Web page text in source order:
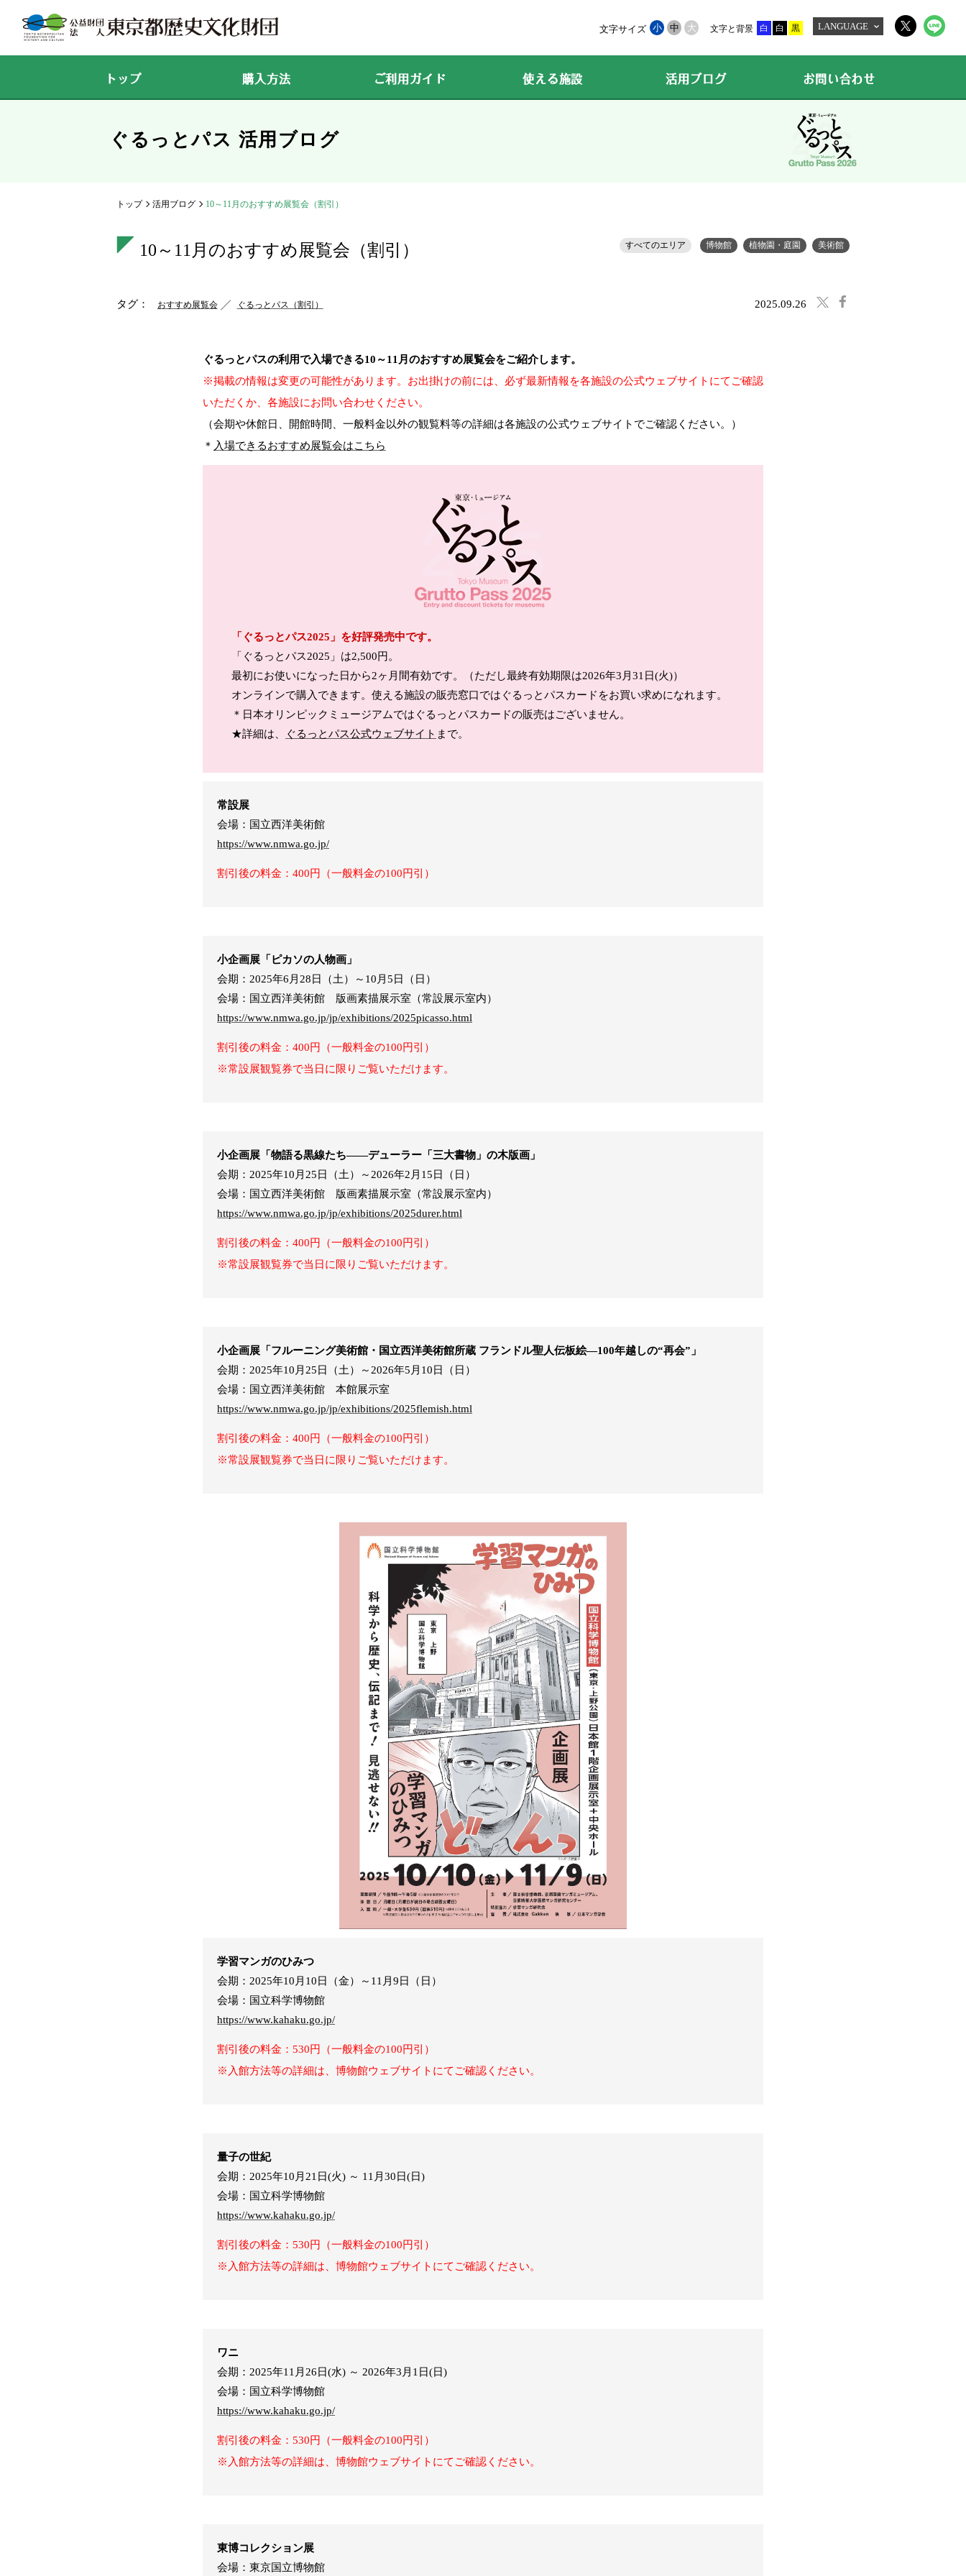
文字サイズ 小 中 大 文字と背景 白 白 黒 LANGUAGE
トップ 購入方法 ご利用ガイド 使える施設 活用ブログ お問い合わせ
ぐるっとパス 活用ブログ
トップ 活用ブログ 10～11月のおすすめ展覧会（割引）
10～11月のおすすめ展覧会（割引） すべてのエリア 博物館 植物園・庭園 美術館
タグ： おすすめ展覧会 ぐるっとパス（割引） 2025.09.26
ぐるっとパスの利用で入場できる10～11月のおすすめ展覧会をご紹介します。
※掲載の情報は変更の可能性があります。お出掛けの前には、必ず最新情報を各施設の公式ウェブサイトにてご確認
いただくか、各施設にお問い合わせください。
（会期や休館日、開館時間、一般料金以外の観覧料等の詳細は各施設の公式ウェブサイトでご確認ください。）
＊ 入場できるおすすめ展覧会はこちら
「ぐるっとパス2025」を好評発売中です。
「ぐるっとパス2025」は2,500円。
最初にお使いになった日から2ヶ月間有効です。（ただし最終有効期限は2026年3月31日(火)）
オンラインで購入できます。使える施設の販売窓口ではぐるっとパスカードをお買い求めになれます。
＊日本オリンピックミュージアムではぐるっとパスカードの販売はございません。
★詳細は、
ぐるっとパス公式ウェブサイト まで。
常設展
会場：国立西洋美術館
https://www.nmwa.go.jp/
割引後の料金：400円（一般料金の100円引）
小企画展「ピカソの人物画」
会期：2025年6月28日（土）～10月5日（日）
会場：国立西洋美術館 版画素描展示室（常設展示室内）
https://www.nmwa.go.jp/jp/exhibitions/2025picasso.html
割引後の料金：400円（一般料金の100円引）
※常設展観覧券で当日に限りご覧いただけます。
小企画展「物語る黒線たち――デューラー「三大書物」の木版画」
会期：2025年10月25日（土）～2026年2月15日（日）
会場：国立西洋美術館 版画素描展示室（常設展示室内）
https://www.nmwa.go.jp/jp/exhibitions/2025durer.html
割引後の料金：400円（一般料金の100円引）
※常設展観覧券で当日に限りご覧いただけます。
小企画展「フルーニング美術館・国立西洋美術館所蔵 フランドル聖人伝板絵―100年越しの“再会”」
会期：2025年10月25日（土）～2026年5月10日（日）
会場：国立西洋美術館 本館展示室
https://www.nmwa.go.jp/jp/exhibitions/2025flemish.html
割引後の料金：400円（一般料金の100円引）
※常設展観覧券で当日に限りご覧いただけます。
学習マンガのひみつ
会期：2025年10月10日（金）～11月9日（日）
会場：国立科学博物館
https://www.kahaku.go.jp/
割引後の料金：530円（一般料金の100円引）
※入館方法等の詳細は、博物館ウェブサイトにてご確認ください。
量子の世紀
会期：2025年10月21日(火) ～ 11月30日(日)
会場：国立科学博物館
https://www.kahaku.go.jp/
割引後の料金：530円（一般料金の100円引）
※入館方法等の詳細は、博物館ウェブサイトにてご確認ください。
ワニ
会期：2025年11月26日(水) ～ 2026年3月1日(日)
会場：国立科学博物館
https://www.kahaku.go.jp/
割引後の料金：530円（一般料金の100円引）
※入館方法等の詳細は、博物館ウェブサイトにてご確認ください。
東博コレクション展
会場：東京国立博物館